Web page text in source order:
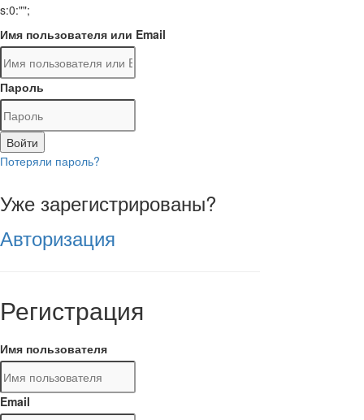
s:0:"";
Имя пользователя или Email
Пароль
Войти
Потеряли пароль?
Уже зарегистрированы?
Авторизация
Регистрация
Имя пользователя
Email